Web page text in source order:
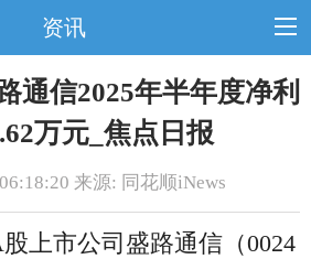
资讯
通信2025年半年度净利
万元_焦点日报
来源: 同花顺iNews
上市公司盛路通信（0024